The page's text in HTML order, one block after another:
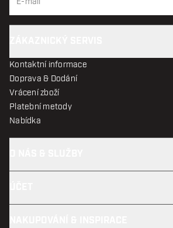
Kontaktní informace
Doprava & Dodání
Vrácení zboží
Platební metody
Nabídka